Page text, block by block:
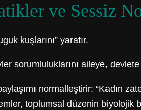
ve Sessiz
kuşlarını” yaratır.
sorumluluklarını aileye,
normalleştirir: “Kadın
toplumsal düzenin biyolojik